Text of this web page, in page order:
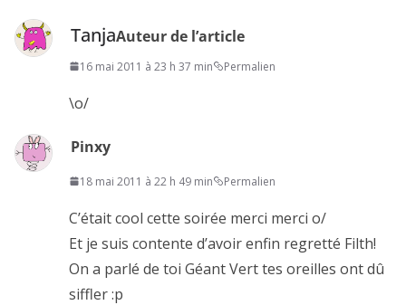
TanjaAuteur de l’article
16 mai 2011 à 23 h 37 min Permalien
\o/
Pinxy
18 mai 2011 à 22 h 49 min Permalien
C’était cool cette soirée merci merci o/
Et je suis contente d’avoir enfin regretté Filth!
On a parlé de toi Géant Vert tes oreilles ont dû
siffler :p